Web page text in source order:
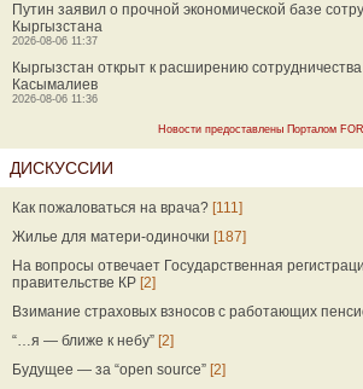
Путин заявил о прочной экономической базе
Кыргызстана
2026-08-06 11:37
Кыргызстан открыт к расширению
Касымалиев
2026-08-06 11:36
Новости предоставлены Порталом
ДИСКУССИИ
Как пожаловаться на врача? [111]
Жилье для матери-одиночки [187]
На вопросы отвечает Государственная
правительстве КР [2]
Взимание страховых взносов с работающих
“…я — ближе к небу” [2]
Будущее — за “open source” [2]